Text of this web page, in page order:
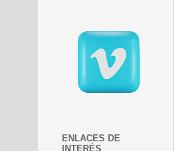
ENLACES DE
INTERÉS